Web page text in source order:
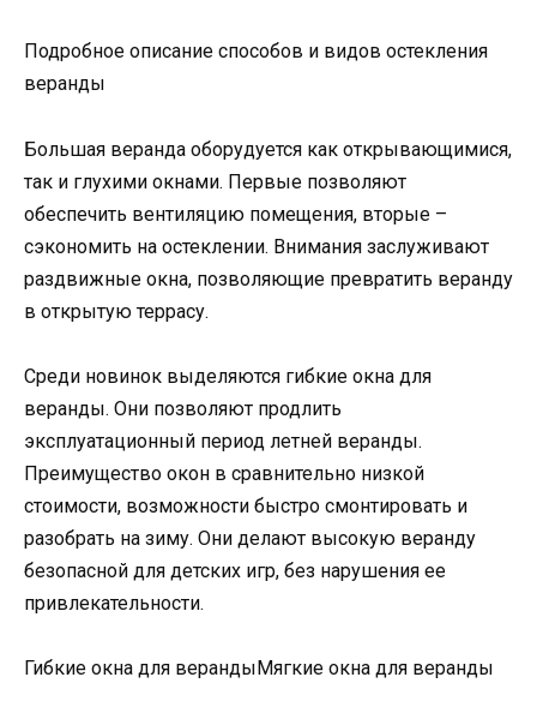
Подробное описание способов и видов остекления
веранды
Большая веранда оборудуется как открывающимися,
так и глухими окнами. Первые позволяют
обеспечить вентиляцию помещения, вторые –
сэкономить на остеклении. Внимания заслуживают
раздвижные окна, позволяющие превратить веранду
в открытую террасу.
Среди новинок выделяются гибкие окна для
веранды. Они позволяют продлить
эксплуатационный период летней веранды.
Преимущество окон в сравнительно низкой
стоимости, возможности быстро смонтировать и
разобрать на зиму. Они делают высокую веранду
безопасной для детских игр, без нарушения ее
привлекательности.
Гибкие окна для верандыМягкие окна для веранды